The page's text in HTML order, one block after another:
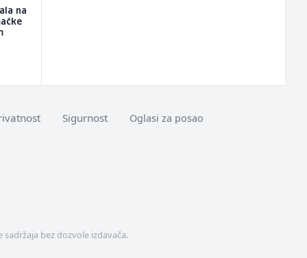
na
Sigurnost Oglasi za posao
bez dozvole izdavača.